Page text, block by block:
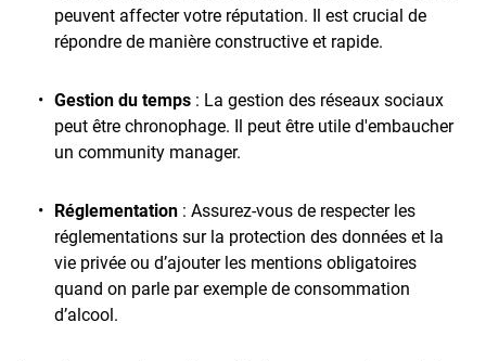
peuvent affecter votre réputation. Il est crucial de
répondre de manière constructive et rapide.
Gestion du temps : La gestion des réseaux sociaux
peut être chronophage. Il peut être utile d'embaucher
un community manager.
Réglementation : Assurez-vous de respecter les
réglementations sur la protection des données et la
vie privée ou d’ajouter les mentions obligatoires
quand on parle par exemple de consommation
d’alcool.